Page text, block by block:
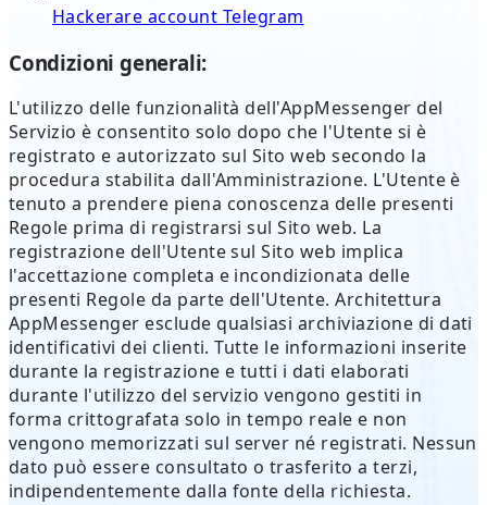
Hackerare account Telegram
Condizioni generali:
L'utilizzo delle funzionalità dell'AppMessenger del
Servizio è consentito solo dopo che l'Utente si è
registrato e autorizzato sul Sito web secondo la
procedura stabilita dall'Amministrazione. L'Utente è
tenuto a prendere piena conoscenza delle presenti
Regole prima di registrarsi sul Sito web. La
registrazione dell'Utente sul Sito web implica
l'accettazione completa e incondizionata delle
presenti Regole da parte dell'Utente. Architettura
AppMessenger esclude qualsiasi archiviazione di dati
identificativi dei clienti. Tutte le informazioni inserite
durante la registrazione e tutti i dati elaborati
durante l'utilizzo del servizio vengono gestiti in
forma crittografata solo in tempo reale e non
vengono memorizzati sul server né registrati. Nessun
dato può essere consultato o trasferito a terzi,
indipendentemente dalla fonte della richiesta.